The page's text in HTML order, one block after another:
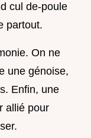
cul de-poule
partout.
On ne
une génoise,
Enfin, une
allié pour